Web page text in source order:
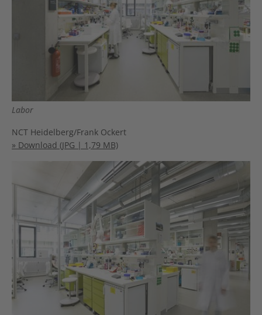
Labor
NCT Heidelberg/Frank Ockert
» Download (JPG | 1,79 MB)